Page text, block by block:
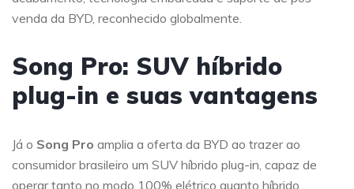
venda da BYD, reconhecido globalmente.
Song Pro: SUV híbrido
plug-in e suas vantagens
Já o Song Pro amplia a oferta da BYD ao trazer ao
consumidor brasileiro um SUV híbrido plug-in, capaz de
operar tanto no modo 100% elétrico quanto híbrido